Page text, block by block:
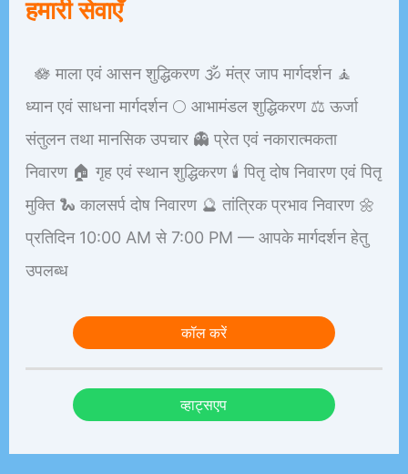
हमारी सेवाएँ
🪷 माला एवं आसन शुद्धिकरण 🕉️ मंत्र जाप मार्गदर्शन 🧘
ध्यान एवं साधना मार्गदर्शन 🌕 आभामंडल शुद्धिकरण ⚖️ ऊर्जा
संतुलन तथा मानसिक उपचार 👻 प्रेत एवं नकारात्मकता
निवारण 🏠 गृह एवं स्थान शुद्धिकरण 🕯️ पितृ दोष निवारण एवं पितृ
मुक्ति 🐍 कालसर्प दोष निवारण 🔮 तांत्रिक प्रभाव निवारण 🌼
प्रतिदिन 10:00 AM से 7:00 PM — आपके मार्गदर्शन हेतु
उपलब्ध
कॉल करें
व्हाट्सएप